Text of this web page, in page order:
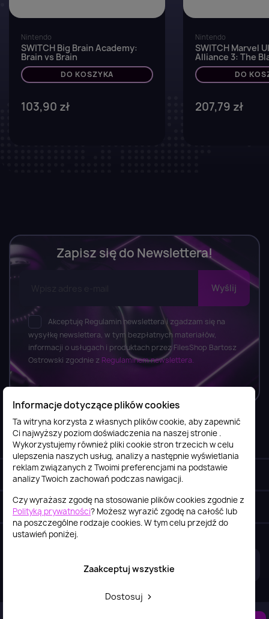
Nintendo
SWITCH Big Brain Academy:
Brain vs Brain
DO KOSZYKA
103,90 zł
Nintendo
SWITCH Marvel
Alliance 3: The
DO
207,79 zł
Zapisz się do Newslettera!
Akceptuję Regulamin newslettera i zgadzam się na
wysyłkę newslettera, w tym bezpłatnych materiałów,
informacji o usługach i produktach przez FilesShop Bartosz
Ostrowski zgodnie z Regulaminem newslettera.
Informacje
Obsługa klienta
Szybki kontakt keyboard_arrow_down
Informacje dotyczące plików cookies
Ta witryna korzysta z własnych plików cookie, aby zapewnić
Ci najwyższy poziom doświadczenia na naszej stronie .
Wykorzystujemy również pliki cookie stron trzecich w celu
ulepszenia naszych usług, analizy a następnie wyświetlania
reklam związanych z Twoimi preferencjami na podstawie
analizy Twoich zachowań podczas nawigacji.
Czy wyrażasz zgodę na stosowanie plików cookies zgodnie z
Polityką prywatności? Możesz wyrazić zgodę na całość lub
na poszczególne rodzaje cookies. W tym celu przejdź do
ustawień poniżej.
Dostosuj
Zaakceptuj wszystkie
2026© itstore.com.pl Projekt i realizacja: